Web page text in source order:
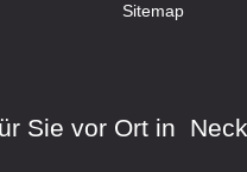
Sitemap
Sie vor Ort in